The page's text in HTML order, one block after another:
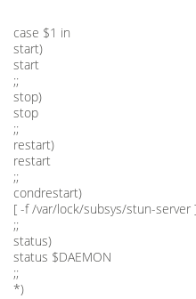
case $1 in
start)
start
;;
stop)
stop
;;
restart)
restart
;;
condrestart)
[ -f /var/lock/subsys/stun-
;;
status)
status $DAEMON
;;
*)